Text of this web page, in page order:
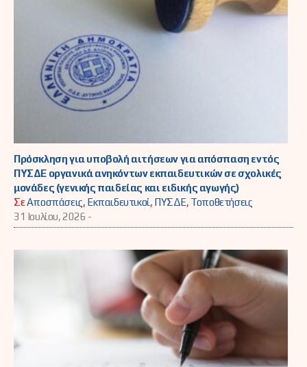
Πρόσκληση για υποβολή αιτήσεων για απόσπαση εντός
ΠΥΣΔΕ οργανικά ανηκόντων εκπαιδευτικών σε σχολικές
μονάδες (γενικής παιδείας και ειδικής αγωγής)
ΣεΑποσπάσεις, Εκπαιδευτικοί, ΠΥΣΔΕ, Τοποθετήσεις
31 Ιουλίου, 2026 -